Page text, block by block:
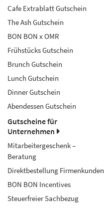
Cafe Extrablatt Gutschein
The Ash Gutschein
BON BON x OMR
Frühstücks Gutschein
Brunch Gutschein
Lunch Gutschein
Dinner Gutschein
Abendessen Gutschein
Gutscheine für
Unternehmen
Mitarbeitergeschenk –
Beratung
Direktbestellung Firmenkunden
BON BON Incentives
Steuerfreier Sachbezug